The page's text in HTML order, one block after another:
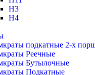
H3
H4
подкатные 2-х
Реечные
Бутылочные
Подкатные